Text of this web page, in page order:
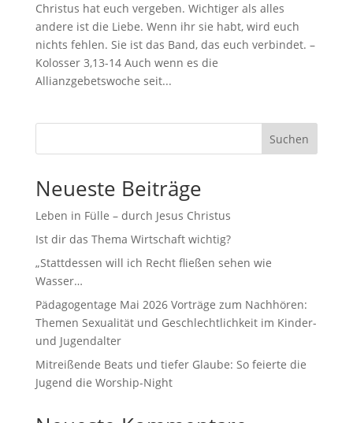
Christus hat euch vergeben. Wichtiger als alles
andere ist die Liebe. Wenn ihr sie habt, wird euch
nichts fehlen. Sie ist das Band, das euch verbindet. –
Kolosser 3,13-14 Auch wenn es die
Allianzgebetswoche seit...
Suchen
Neueste Beiträge
Leben in Fülle – durch Jesus Christus
Ist dir das Thema Wirtschaft wichtig?
„Stattdessen will ich Recht fließen sehen wie
Wasser…
Pädagogentage Mai 2026 Vorträge zum Nachhören:
Themen Sexualität und Geschlechtlichkeit im Kinder-
und Jugendalter
Mitreißende Beats und tiefer Glaube: So feierte die
Jugend die Worship-Night